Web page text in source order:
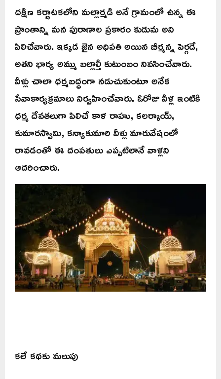
దక్షిణ కర్ణాటకలోని మల్లార్మడి అనే గ్రామంలో ఉన్న ఈ
ప్రాంతాన్ని మన పురాణాల ప్రకారం కుడుమ అని
పిలిచేవారు. ఇక్కడ జైన అధిపతి అయిన బీర్మన్న పెర్గడే,
అతని భార్య అమ్ము బల్లాల్తీ కుటుంబం నివసించేవారు.
వీళ్లు చాలా ధర్మబద్ధంగా నడుచుకుంటూ అనేక
సేవాకార్యక్రమాలు నిర్వహించేవారు. ఓరోజు వీళ్ల ఇంటికి
ధర్మ దేవతలుగా పిలిచే కాళ రాహు, కలర్కాయ్‌,
కుమారస్వామి, కన్యాకుమారి వీళ్లు మారువేషంలో
రావడంతో ఈ దంపతులు ఎప్పటిలానే వాళ్లని
ఆదరించారు.
కలే కథకు మలుపు